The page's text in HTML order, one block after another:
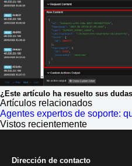
¿Este artículo ha resuelto sus
Artículos relacionados
Agentes expertos de soporte:
Vistos recientemente
Dirección de contacto